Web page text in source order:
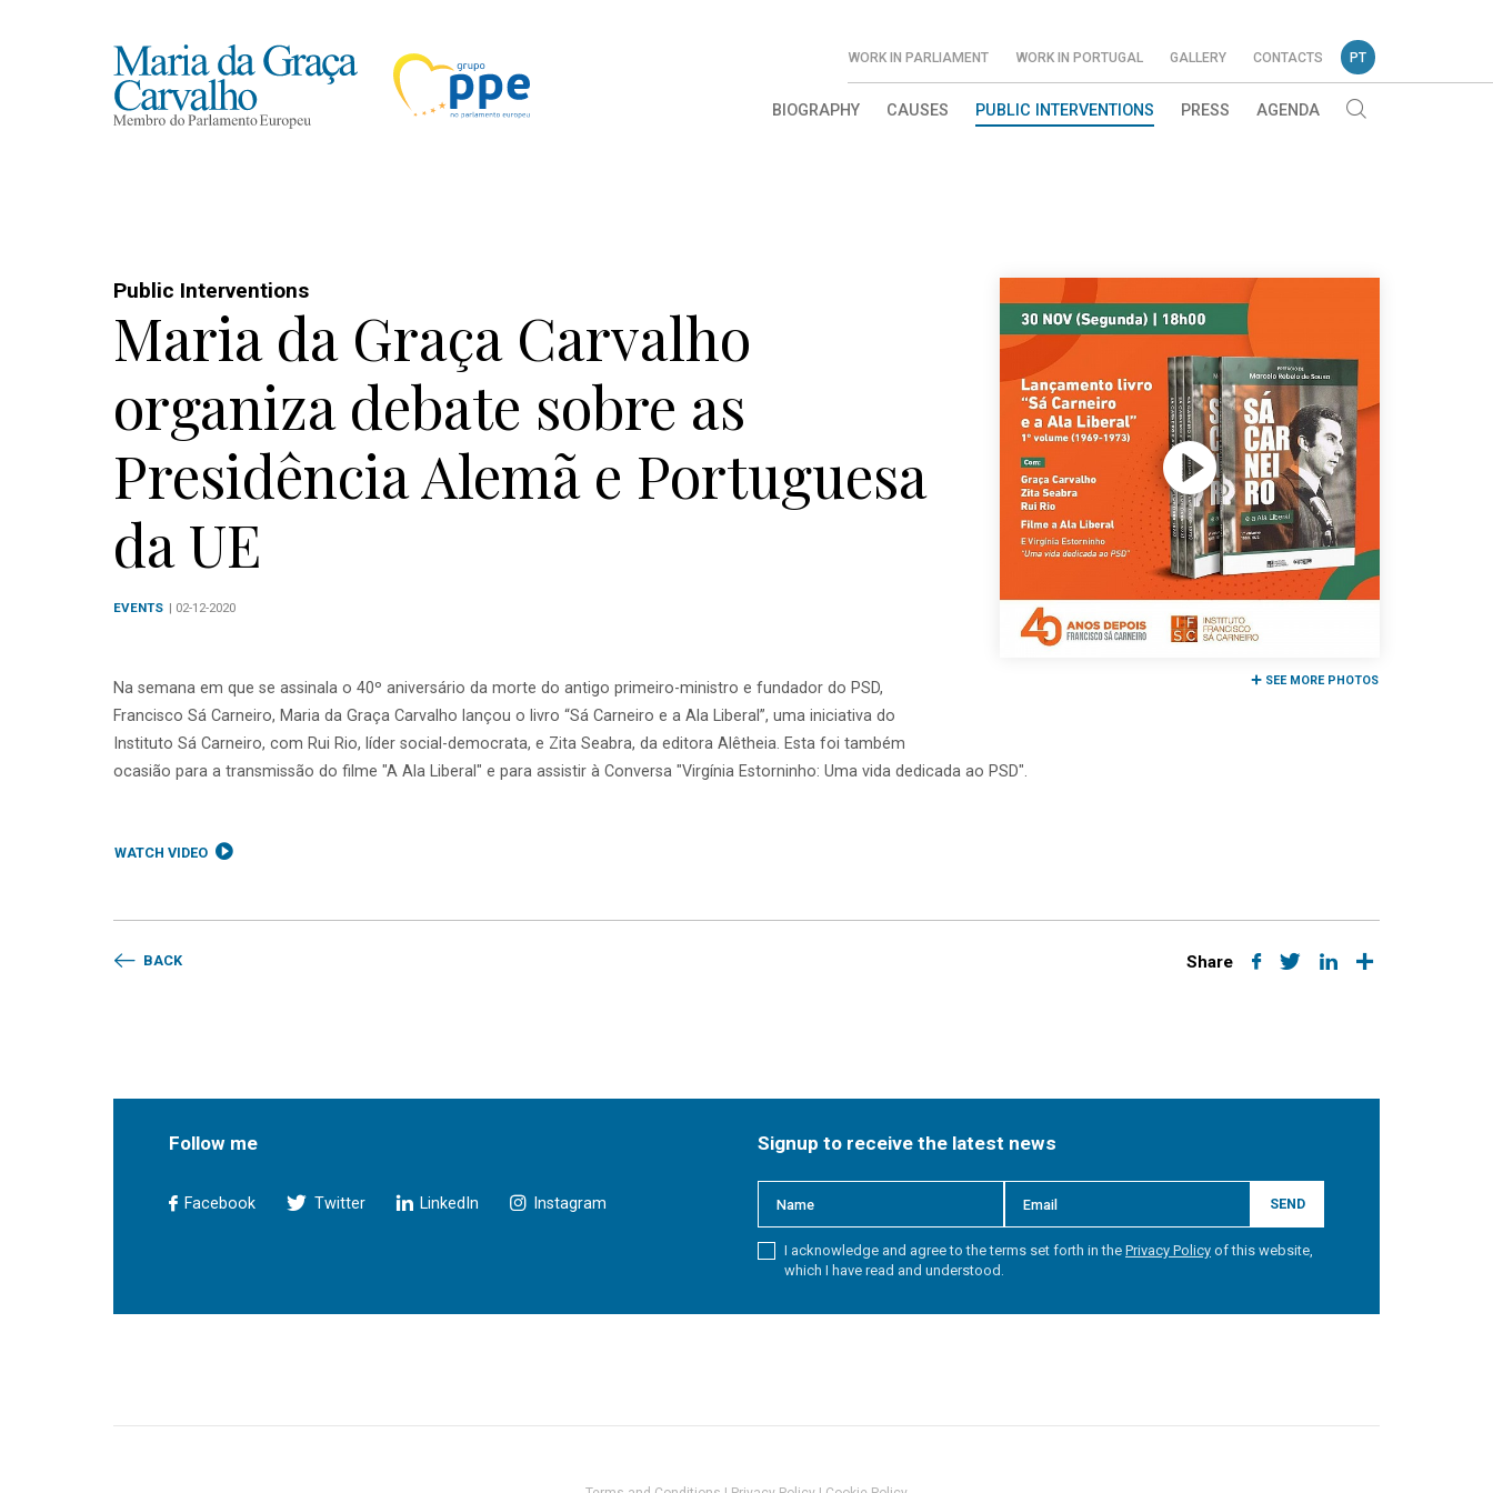
WORK IN PARLIAMENT WORK IN PORTUGAL GALLERY CONTACTS PT
BIOGRAPHY CAUSES PUBLIC INTERVENTIONS PRESS AGENDA
SEE MORE PHOTOS
Public Interventions
Maria da Graça Carvalho
organiza debate sobre as
Presidência Alemã e Portuguesa
da UE
EVENTS | 02-12-2020
Na semana em que se assinala o 40º aniversário da morte do antigo primeiro-ministro e fundador do PSD,
Francisco Sá Carneiro, Maria da Graça Carvalho lançou o livro “Sá Carneiro e a Ala Liberal”, uma iniciativa do
Instituto Sá Carneiro, com Rui Rio, líder social-democrata, e Zita Seabra, da editora Alêtheia. Esta foi também
ocasião para a transmissão do filme "A Ala Liberal" e para assistir à Conversa "Virgínia Estorninho: Uma vida dedicada ao PSD".
WATCH VIDEO
BACK Share
Follow me
Facebook Twitter LinkedIn Instagram
Signup to receive the latest news
SEND
I acknowledge and agree to the terms set forth in the Privacy Policy of this website,
which I have read and understood.